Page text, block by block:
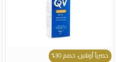
حصرياً أونلاين، خصم 30%